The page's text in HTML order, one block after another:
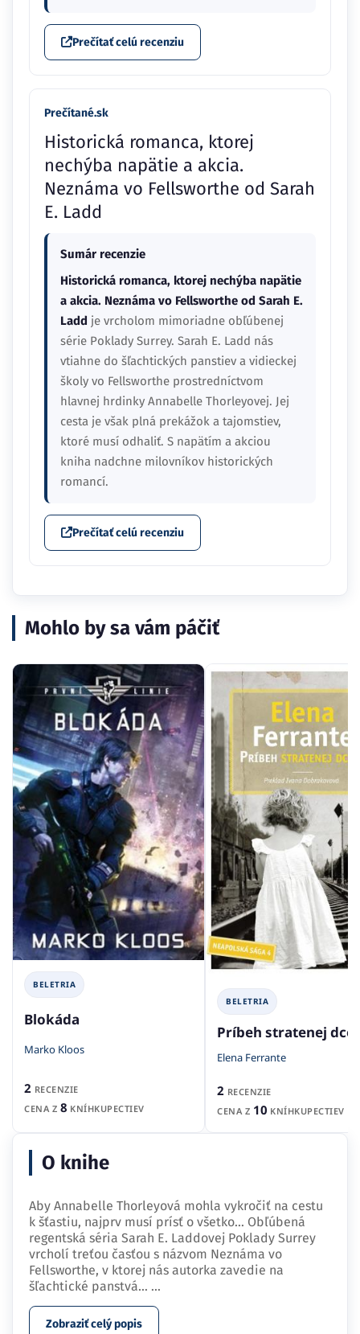
Prečítať celú recenziu
Prečítané.sk
Historická romanca, ktorej
nechýba napätie a akcia.
Neznáma vo Fellsworthe od Sarah
E. Ladd
Sumár recenzie
Historická romanca, ktorej nechýba napätie
a akcia. Neznáma vo Fellsworthe od Sarah E.
Ladd je vrcholom mimoriadne obľúbenej
série Poklady Surrey. Sarah E. Ladd nás
vtiahne do šľachtických panstiev a vidieckej
školy vo Fellsworthe prostredníctvom
hlavnej hrdinky Annabelle Thorleyovej. Jej
cesta je však plná prekážok a tajomstiev,
ktoré musí odhaliť. S napätím a akciou
kniha nadchne milovníkov historických
romancí.
Prečítať celú recenziu
Mohlo by sa vám páčiť
BELETRIA
Blokáda
Marko Kloos
2 RECENZIE
CENA Z 8 KNÍHKUPECTIEV
BELETRIA
Príbeh stratenej
Elena Ferrante
2 RECENZIE
CENA Z 10 KNÍHKUPECTIEV
O knihe
Aby Annabelle Thorleyová mohla vykročiť na cestu
k šťastiu, najprv musí prísť o všetko… Obľúbená
regentská séria Sarah E. Laddovej Poklady Surrey
vrcholí treťou časťou s názvom Neznáma vo
Fellsworthe, v ktorej nás autorka zavedie na
šľachtické panstvá… ...
Zobraziť celý popis